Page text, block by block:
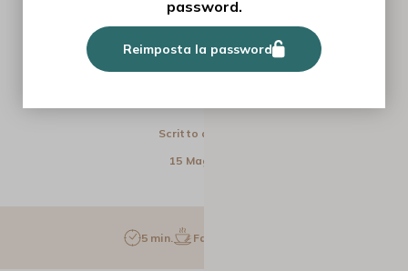
LA RICETTA TRADIZIONALE DEL
Scritto da
15 Mag 2025
5 min. Facile
password.
Reimposta la password